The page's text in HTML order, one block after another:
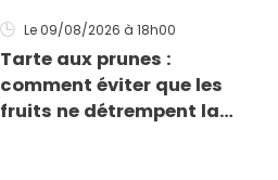
Le 09/08/2026 à 18h00
Tarte aux prunes :
comment éviter que les
fruits ne détrempent la